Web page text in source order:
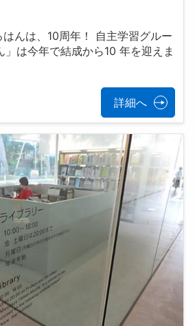
んは、10周年！ 自主学習グルー
」は今年で結成から10 年を迎えま
詳細へ